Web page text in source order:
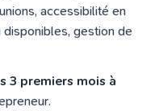
accessibilité en
gestion de
3 premiers mois à